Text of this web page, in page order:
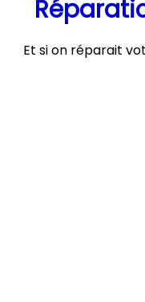
Et si on réparait